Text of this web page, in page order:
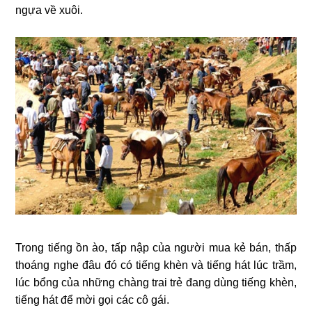
ngựa về xuôi.
Trong tiếng ồn ào, tấp nập của người mua kẻ bán, thấp
thoáng nghe đâu đó có tiếng khèn và tiếng hát lúc trầm,
lúc bổng của những chàng trai trẻ đang dùng tiếng khèn,
tiếng hát để mời gọi các cô gái.